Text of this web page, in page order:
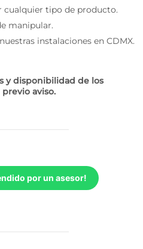
cualquier tipo de producto.
manipular.
instalaciones en CDMX.
y disponibilidad de los
aviso.
por un asesor!